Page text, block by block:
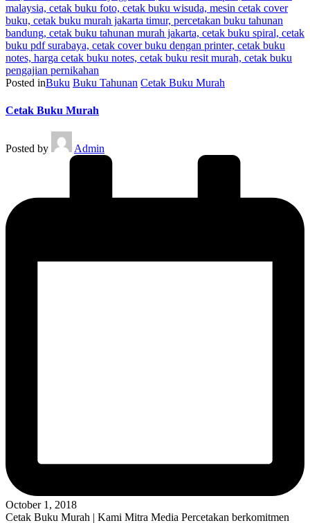
Posted inBuku Buku Tahunan Cetak Buku Murah
Cetak Buku Murah
Posted by Admin
October 1, 2018
Cetak Buku Murah | Kami Mitra Media Percetakan berkomitmen